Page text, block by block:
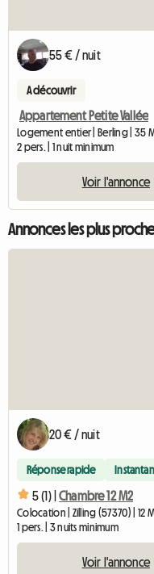
55 € / nuit
A découvrir
Appartement Petite Vallée
Logement entier | Berling | 35
2 pers. | 1 nuit minimum
Voir l'annonce
Annonces les plus
20 € / nuit
Réponse rapide
5 (1) | Chambre 12 M2
Colocation | Zilling (57370) | 12
1 pers. | 3 nuits minimum
Voir l'annonce